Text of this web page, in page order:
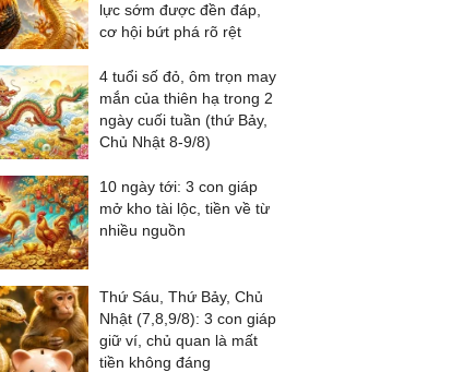
lực sớm được đền đáp,
cơ hội bứt phá rõ rệt
4 tuổi số đỏ, ôm trọn may
mắn của thiên hạ trong 2
ngày cuối tuần (thứ Bảy,
Chủ Nhật 8-9/8)
10 ngày tới: 3 con giáp
mở kho tài lộc, tiền về từ
nhiều nguồn
Thứ Sáu, Thứ Bảy, Chủ
Nhật (7,8,9/8): 3 con giáp
giữ ví, chủ quan là mất
tiền không đáng